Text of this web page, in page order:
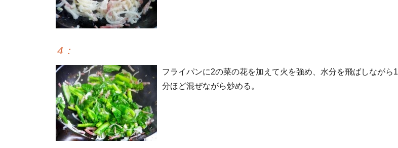
4 ：
フライパンに2の菜の花を加えて火を強め、水分を飛ばしながら1
分ほど混ぜながら炒める。